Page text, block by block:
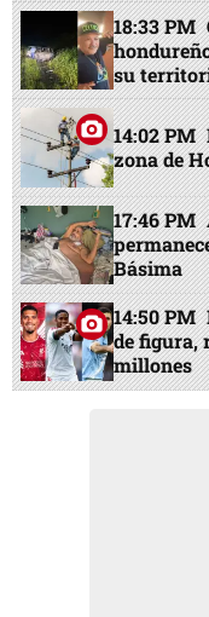
18:33 PM
su
14:02 PM
zona de
17:46 PM
Básima
14:50 PM
de figura,
millones